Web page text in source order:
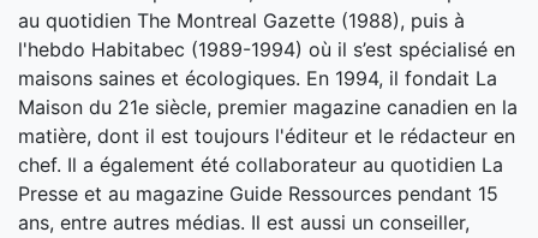
au quotidien The Montreal Gazette (1988), puis à
l'hebdo Habitabec (1989-1994) où il s’est spécialisé en
maisons saines et écologiques. En 1994, il fondait La
Maison du 21e siècle, premier magazine canadien en la
matière, dont il est toujours l'éditeur et le rédacteur en
chef. Il a également été collaborateur au quotidien La
Presse et au magazine Guide Ressources pendant 15
ans, entre autres médias. Il est aussi un conseiller,